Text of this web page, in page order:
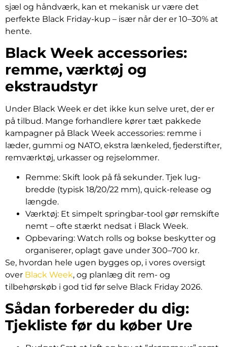
sjæl og håndværk, kan et mekanisk ur være det
perfekte Black Friday-kup – især når der er 10–30% at
hente.
Black Week accessories:
remme, værktøj og
ekstraudstyr
Under Black Week er det ikke kun selve uret, der er
på tilbud. Mange forhandlere kører tæt pakkede
kampagner på Black Week accessories: remme i
læder, gummi og NATO, ekstra lænkeled, fjederstifter,
remværktøj, urkasser og rejselommer.
Remme: Skift look på få sekunder. Tjek lug-
bredde (typisk 18/20/22 mm), quick-release og
længde.
Værktøj: Et simpelt springbar-tool gør remskifte
nemt – ofte stærkt nedsat i Black Week.
Opbevaring: Watch rolls og bokse beskytter og
organiserer, oplagt gave under 300–700 kr.
Se, hvordan hele ugen bygges op, i vores oversigt
over Black Week, og planlæg dit rem- og
tilbehørskøb i god tid før selve Black Friday 2026.
Sådan forbereder du dig:
Tjekliste før du køber Ure